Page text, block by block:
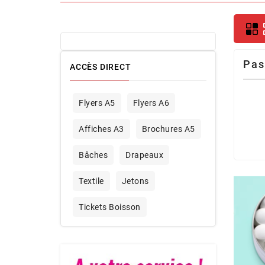
ACCÈS DIRECT
Flyers A5 Flyers A6
Affiches A3 Brochures A5
Bâches Drapeaux
Textile Jetons
Tickets Boisson